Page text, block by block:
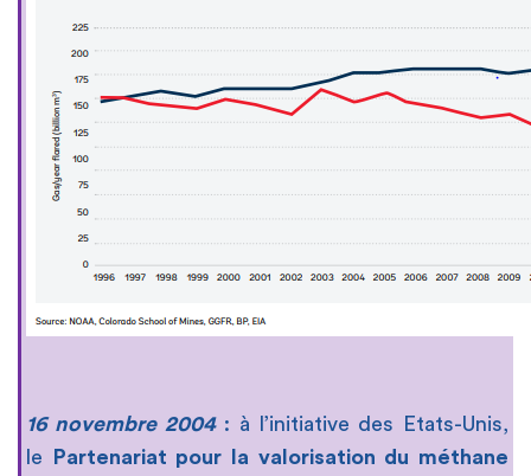
16 novembre 2004: à l’initiative des Etats-Unis,
le
Partenariat pour la valorisation du méthane